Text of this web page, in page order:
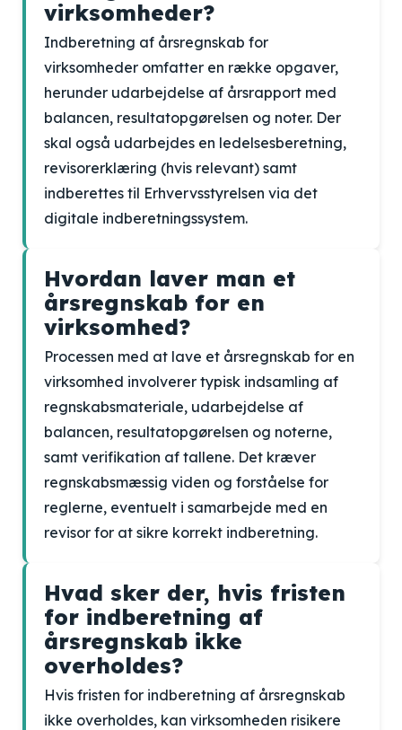
virksomheder?
Indberetning af årsregnskab for
virksomheder omfatter en række opgaver,
herunder udarbejdelse af årsrapport med
balancen, resultatopgørelsen og noter. Der
skal også udarbejdes en ledelsesberetning,
revisorerklæring (hvis relevant) samt
indberettes til Erhvervsstyrelsen via det
digitale indberetningssystem.
Hvordan laver man et
årsregnskab for en
virksomhed?
Processen med at lave et årsregnskab for en
virksomhed involverer typisk indsamling af
regnskabsmateriale, udarbejdelse af
balancen, resultatopgørelsen og noterne,
samt verifikation af tallene. Det kræver
regnskabsmæssig viden og forståelse for
reglerne, eventuelt i samarbejde med en
revisor for at sikre korrekt indberetning.
Hvad sker der, hvis fristen
for indberetning af
årsregnskab ikke
overholdes?
Hvis fristen for indberetning af årsregnskab
ikke overholdes, kan virksomheden risikere